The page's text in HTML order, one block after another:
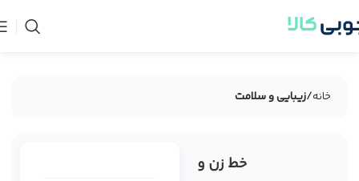
خانه زیبایی و سلامت
خط زن و